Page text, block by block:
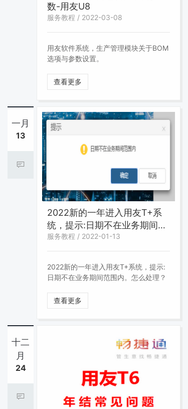
数-用友U8
服务教程 / 2022-03-08
用友软件系统，生产管理模块关于BOM
选项与参数设置。
查看更多
一月
13
2022新的一年进入用友T+系
统，提示:日期不在业务期间范
围内
服务教程 / 2022-01-13
2022新的一年进入用友T+系统，提示:
日期不在业务期间范围内。怎么处理？
查看更多
十二
月
24